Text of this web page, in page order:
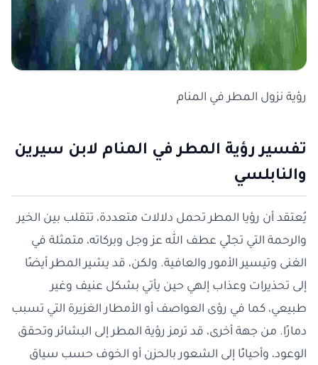
رؤية نزول المطر في المنام
تفسير رؤية المطر في المنام لابن سيرين
والنابلسي
يُعتقد أن رؤيا المطر تحمل دلالات متعددة، تتقلب بين الخير
والرحمة التي تجلّي عطف الله عز وجل وبركاته، متمثلة في
الغنى وتيسير الأمور والعافية. ولكن، قد يشير المطر أيضًا
إلى تحذيرات وعذاب إلهي حين يأتي بشكل عنيف وغير
طبيعي، كما في رؤى العواصف أو الأمطار الغزيرة التي تسبب
دمارًا. من جهة أخرى، قد ترمز رؤية المطر إلى البشائر وتحقق
الوعود، وأحيانًا إلى الشعور بالحزن أو الخوف حسب سياق